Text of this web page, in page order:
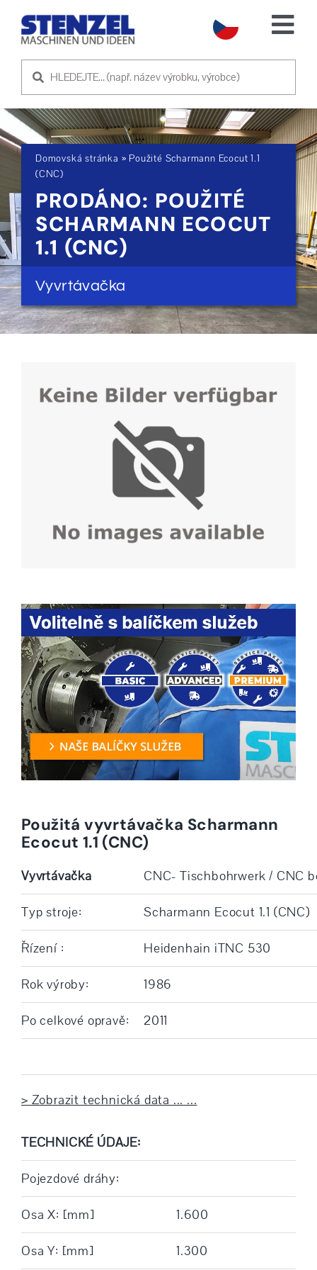
POUŽITÉ STROJE
PRODEJ STROJE
SLUŽBA
O NÁS
KONTAKTUJTE NÁS
Domovská stránka » Použité Scharmann Ecocut 1.1
(CNC)
PRODÁNO: POUŽITÉ
SCHARMANN ECOCUT
1.1 (CNC)
Vyvrtávačka
Použitá vyvrtávačka Scharmann
Ecocut 1.1 (CNC)
Vyvrtávačka CNC- Tischbohrwerk / CNC
Typ stroje: Scharmann Ecocut 1.1 (CNC)
Řízení : Heidenhain iTNC 530
Rok výroby: 1986
Po celkové opravě: 2011
> Zobrazit technická data ... ...
TECHNICKÉ ÚDAJE:
Pojezdové dráhy:
Osa X: [mm] 1.600
Osa Y: [mm] 1.300